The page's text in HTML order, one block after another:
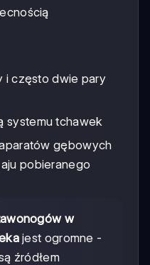
i często dwie pary
systemu tchawek
gębowych
pobieranego
w
jest ogromne -
źródłem